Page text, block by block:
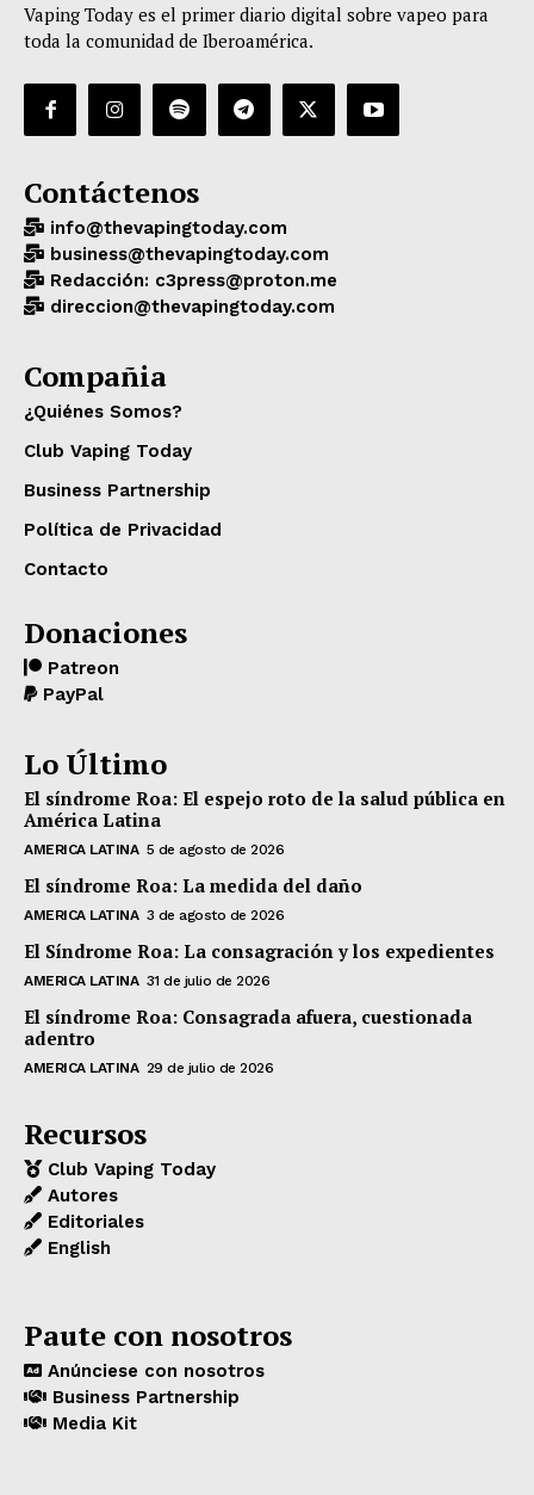
Vaping Today es el primer diario digital sobre vapeo para
toda la comunidad de Iberoamérica.
Contáctenos
info@thevapingtoday.com
business@thevapingtoday.com
Redacción: c3press@proton.me
direccion@thevapingtoday.com
Compañia
¿Quiénes Somos?
Club Vaping Today
Business Partnership
Política de Privacidad
Contacto
Donaciones
Patreon
PayPal
Lo Último
El síndrome Roa: El espejo roto de la salud pública en
América Latina
AMERICA LATINA 5 de agosto de 2026
El síndrome Roa: La medida del daño
AMERICA LATINA 3 de agosto de 2026
El Síndrome Roa: La consagración y los expedientes
AMERICA LATINA 31 de julio de 2026
El síndrome Roa: Consagrada afuera, cuestionada
adentro
AMERICA LATINA 29 de julio de 2026
Recursos
Club Vaping Today
Autores
Editoriales
English
Paute con nosotros
Anúnciese con nosotros
Business Partnership
Media Kit